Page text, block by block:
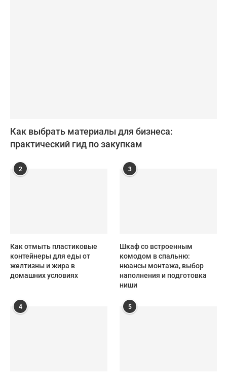
Как выбрать материалы для бизнеса:
практический гид по закупкам
2
Как отмыть пластиковые
контейнеры для еды от
желтизны и жира в
домашних условиях
3
Шкаф со встроенным
комодом в спальню:
нюансы монтажа, выбор
наполнения и подготовка
ниши
4 5